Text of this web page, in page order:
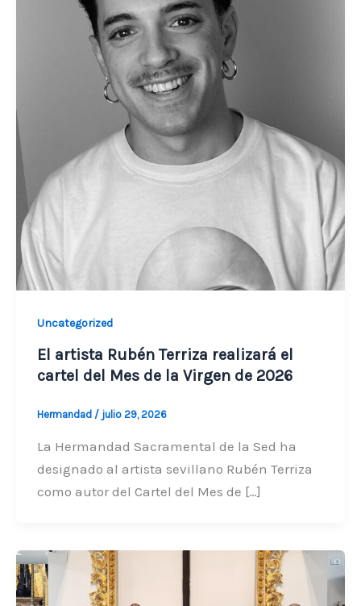
Uncategorized
El artista Rubén Terriza realizará el
cartel del Mes de la Virgen de 2026
Hermandad / julio 29, 2026
La Hermandad Sacramental de la Sed ha
designado al artista sevillano Rubén Terriza
como autor del Cartel del Mes de […]